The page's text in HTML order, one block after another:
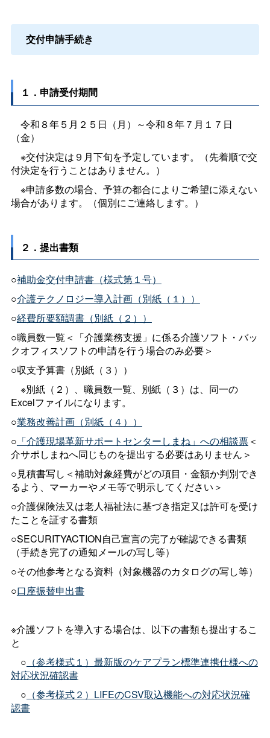
交付申請手続き
１．申請受付期間
令和８年５月２５日（月）～令和８年７月１７日
（金）
※交付決定は９月下旬を予定しています。（先着順で交
付決定を行うことはありません。）
※申請多数の場合、予算の都合によりご希望に添えない
場合があります。（個別にご連絡します。）
２．提出書類
○補助金交付申請書（様式第１号）
○介護テクノロジー導入計画（別紙（１））
○経費所要額調書（別紙（２））
○職員数一覧＜「介護業務支援」に係る介護ソフト・バッ
クオフィスソフトの申請を行う場合のみ必要＞
○収支予算書（別紙（３））
※別紙（２）、職員数一覧、別紙（３）は、同一の
Excelファイルになります。
○業務改善計画（別紙（４））
○ 「介護現場革新サポートセンターしまね」への相談票＜
介サポしまねへ同じものを提出する必要はありません＞
○見積書写し＜補助対象経費がどの項目・金額か判別でき
るよう、マーカーやメモ等で明示してください＞
○介護保険法又は老人福祉法に基づき指定又は許可を受け
たことを証する書類
○SECURITYACTION自己宣言の完了が確認できる書類
（手続き完了の通知メールの写し等）
○その他参考となる資料（対象機器のカタログの写し等）
○口座振替申出書
※介護ソフトを導入する場合は、以下の書類も提出するこ
と
○ （参考様式１）最新版のケアプラン標準連携仕様への
対応状況確認書
○ （参考様式２）LIFEのCSV取込機能への対応状況確
認書